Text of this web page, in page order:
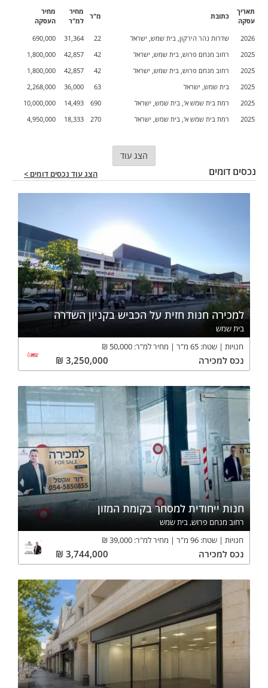
📍 רמת בית שמש – קניון השדרה
📞 לפרטים בפרטי ניתן לשלוח ווצאפ 0555665292
תאריך
עסקה
כתובת מ"ר
מחיר
למ"ר
מחיר
העסקה
2026
שדרות נהר הירקון, בית שמש, ישראל 22
31,364
690,000
2025
רחוב מנחם פרוש, בית שמש, ישראל 42
42,857
1,800,000
2025
רחוב מנחם פרוש, בית שמש, ישראל 42
42,857
1,800,000
2025
בית שמש, ישראל 63
36,000
2,268,000
2025
רמת בית שמש א', בית שמש, ישראל 690
14,493
10,000,000
2025
רמת בית שמש א', בית שמש, ישראל 270
18,333
4,950,000
הצג עוד
נכסים דומים הצג עוד נכסים דומים >
למכירה חנות חזית על הכביש בקניון השדרה
בית שמש
חנויות
שטח: 65 מ"ר מחיר למ"ר: 50,000
₪
נכס למכירה 3,250,000
₪
חנות ייחודית למסחר בקומת המזון
רחוב מנחם פרוש, בית שמש
חנויות
שטח: 96 מ"ר מחיר למ"ר: 39,000
₪
נכס למכירה 3,744,000
₪